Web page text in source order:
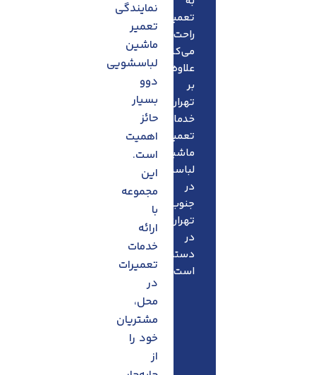
تعمیرگاه،
راحت
می‌کند.
علاوه
بر
تهران،
خدمات
تعمیرات
ماشین
لباسشویی
در
جنوب
تهران
در
دسترس
است.
نمایندگی
تعمیر
ماشین
لباسشویی
دوو
بسیار
حائز
اهمیت
است.
این
مجموعه
با
ارائه
خدمات
تعمیرات
در
محل،
مشتریان
خود را
از